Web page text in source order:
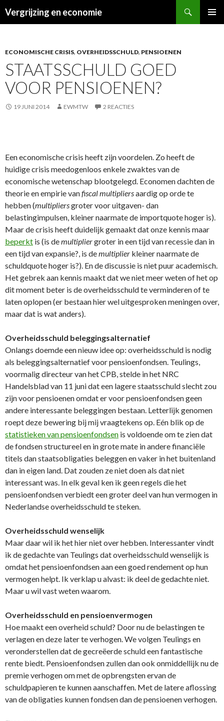
Vergrijzing en economie
ECONOMISCHE CRISIS, OVERHEIDSSCHULD, PENSIOENEN
STAATSSCHULD GOED
VOOR PENSIOENEN?
19 JUNI 2014 EWMTW 2 REACTIES
Een economische crisis heeft zijn voordelen. Zo heeft de
huidige crisis meedogenloos enkele zwaktes van de
economische wetenschap blootgelegd. Economen dachten de
theorie en empirie vanfiscal multipliersaardig op orde te
hebben (multipliersgroter voor uitgaven- dan
belastingimpulsen, kleiner naarmate de importquote hoger is).
Maar de crisis heeft duidelijk gemaakt dat onze kennis maar
beperkt is (is demultipliergroter in een tijd van recessie dan in
een tijd van expansie?, is demultiplier kleiner naarmate de
schuldquote hoger is?). En de discussie is niet puur academisch.
Het gebrek aan kennis maakt dat we niet meer weten of het op
dit moment beter is de overheidsschuld te verminderen of te
laten oplopen (er bestaan hier wel uitgesproken meningen over,
maar dat is wat anders).
Overheidsschuld beleggingsalternatief
Onlangs doemde een nieuw idee op: overheidsschuld is nodig
als beleggingsalternatief voor pensioenfondsen. Teulings,
voormalig directeur van het CPB, stelde in het NRC
Handelsblad van 11 juni dat een lagere staatsschuld slecht zou
zijn voor pensioenen omdat er voor pensioenfondsen geen
andere interessante beleggingen bestaan. Letterlijk genomen
roept deze bewering bij mij vraagtekens op. Eén blik op de
statistieken van pensioenfondsen is voldoende om te zien dat
de fondsen structureel en in grote mate in andere financiële
titels dan staatsobligaties beleggen en vaker in het buitenland
dan in eigen land. Dat zouden ze niet doen als dat niet
interessant was. In elk geval ken ik geen regels die het
pensioenfondsen verbiedt een groter deel van hun vermogen in
Nederlandse overheidsschuld te steken.
Overheidsschuld wenselijk
Maar daar wil ik het hier niet over hebben. Interessanter vindt
ik de gedachte van Teulings dat overheidsschuld wenselijk is
omdat het pensioenfondsen aan een goed rendement op hun
vermogen helpt. Ik verklap u alvast: ik deel de gedachte niet.
Maar u wil vast weten waarom.
Overheidsschuld en pensioenvermogen
Hoe maakt een overheid schuld? Door nu de belastingen te
verlagen en deze later te verhogen. We volgen Teulings en
veronderstellen dat de gecreëerde schuld een fantastische
rente biedt. Pensioenfondsen zullen dan ook onmiddellijk nu de
premie verhogen om met de opbrengsten ervan de
schuldpapieren te kunnen aanschaffen. Met de latere aflossing
van de obligaties kunnen fondsen dan de pensioenen verhogen.